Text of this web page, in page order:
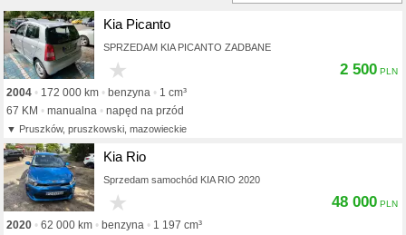
Kia Picanto
SPRZEDAM KIA PICANTO ZADBANE
2004 172 000 km benzyna
1 cm³
67 KM
manualna napęd na przód
Pruszków, pruszkowski, mazowieckie
2 500
Kia Rio
Sprzedam samochód KIA RIO 2020
2020 62 000 km benzyna
1 197 cm³
48 000